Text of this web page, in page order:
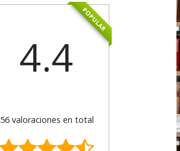
POPULAR
4.4
56 valoraciones en total